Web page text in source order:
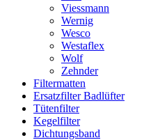
Viessmann
Wernig
Wesco
Westaflex
Wolf
Zehnder
Filtermatten
Ersatzfilter Badlüfter
Tütenfilter
Kegelfilter
Dichtungsband